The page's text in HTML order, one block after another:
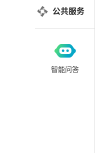
公共服务
智能问答